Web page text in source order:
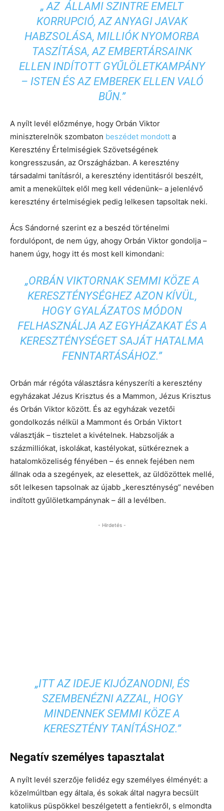
„ AZ ÁLLAMI SZINTRE EMELT
KORRUPCIÓ, AZ ANYAGI JAVAK
HABZSOLÁSA, MILLIÓK NYOMORBA
TASZÍTÁSA, AZ EMBERTÁRSAINK
ELLEN INDÍTOTT GYŰLÖLETKAMPÁNY
– ISTEN ÉS AZ EMBEREK ELLEN VALÓ
BŰN.”
A nyílt levél előzménye, hogy Orbán Viktor
miniszterelnök szombaton beszédet mondott a
Keresztény Értelmiségiek Szövetségének
kongresszusán, az Országházban. A keresztény
társadalmi tanításról, a keresztény identitásról beszélt,
amit a menekültek elől meg kell védenünk– a jelenlévő
keresztény értelmiségiek pedig lelkesen tapsoltak neki.
Ács Sándorné szerint ez a beszéd történelmi
fordulópont, de nem úgy, ahogy Orbán Viktor gondolja –
hanem úgy, hogy itt és most kell kimondani:
„ORBÁN VIKTORNAK SEMMI KÖZE A
KERESZTÉNYSÉGHEZ AZON KÍVÜL,
HOGY GYALÁZATOS MÓDON
FELHASZNÁLJA AZ EGYHÁZAKAT ÉS A
KERESZTÉNYSÉGET SAJÁT HATALMA
FENNTARTÁSÁHOZ.”
Orbán már régóta választásra kényszeríti a keresztény
egyházakat Jézus Krisztus és a Mammon, Jézus Krisztus
és Orbán Viktor között. És az egyházak vezetői
gondolkozás nélkül a Mammont és Orbán Viktort
választják – tisztelet a kivételnek. Habzsolják a
százmilliókat, iskolákat, kastélyokat, sütkéreznek a
hatalomközeliség fényében – és ennek fejében nem
állnak oda a szegények, az elesettek, az üldözöttek mellé,
sőt lelkesen tapsolnak az újabb „kereszténység” nevében
indított gyűlöletkampánynak – áll a levélben.
- Hirdetés -
„ITT AZ IDEJE KIJÓZANODNI, ÉS
SZEMBENÉZNI AZZAL, HOGY
MINDENNEK SEMMI KÖZE A
KERESZTÉNY TANÍTÁSHOZ.”
Negatív személyes tapasztalat
A nyílt levél szerzője felidéz egy személyes élményét: a
közelmúltban egy általa, és sokak által nagyra becsült
katolikus püspökkel beszélgetett a fentiekről, s elmondta